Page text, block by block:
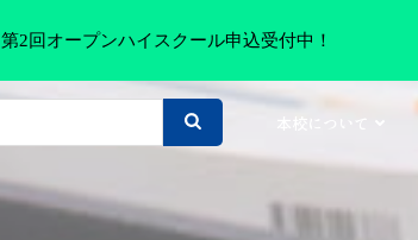
本校について
第2回オープンハイスクール申込受付中！